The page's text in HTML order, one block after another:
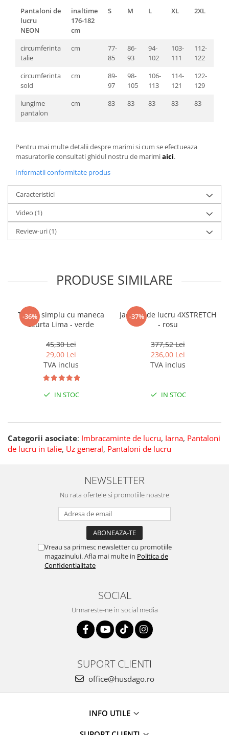
Pantaloni de
lucru
NEON
inaltime
176-182
cm
S M L XL 2XL
circumferinta
talie
cm
77-
85
86-
93
94-
102
103-
111
112-
122
circumferinta
sold
cm
89-
97
98-
105
106-
113
114-
121
122-
129
lungime
pantalon
cm 83 83 83 83 83
Pentru mai multe detalii despre marimi si cum se efectueaza
masuratorile consultati ghidul nostru de marimiaici.
Informatii conformitate produs
Caracteristici
Video (1)
Review-uri(1)
PRODUSE SIMILARE
-36%
Tricou simplu cu maneca
scurta Lima - verde
45,30 Lei
29,00 Lei
TVA inclus
IN STOC
-37%
Jacheta de lucru 4XSTRETCH
- rosu
377,52 Lei
236,00 Lei
TVA inclus
IN STOC
Categorii asociate: Imbracaminte de lucru, Iarna, Pantaloni
de lucru in talie, Uz general, Pantaloni de lucru
NEWSLETTER
Nu rata ofertele si promotiile noastre
Vreau sa primesc newsletter cu promotiile
magazinului. Afla mai multe in Politica de
Confidentialitate
SOCIAL
Urmareste-ne in social media
SUPORT CLIENTI
office@husdago.ro
INFO UTILE